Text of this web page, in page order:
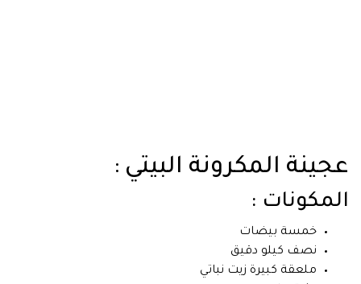
عجينة المكرونة البيتي :
المكونات :
خمسة بيضات
نصف كيلو دقيق
ملعقة كبيرة زيت نباتي